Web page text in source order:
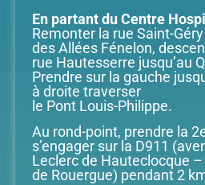
En partant du Centre
Remonter la rue Saint-
des Allées Fénelon,
rue Hautesserre jusqu’au
Prendre sur la gauche
à droite traverser
le Pont Louis-Philippe.
Au rond-point, prendre la
s’engager sur la D911
Leclerc de Hauteclocque
de Rouergue) pendant 2